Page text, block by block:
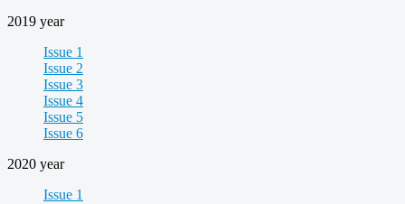
2019 year
Issue 1
Issue 2
Issue 3
Issue 4
Issue 5
Issue 6
2020 year
Issue 1